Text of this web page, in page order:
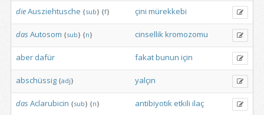
dieAusziehtusche {sub} {f} çini mürekkebi
dasAutosom {sub} {n} cinsellikkromozomu
aber dafür fakatbunun için
abschüssig {adj} yalçın
dasAclarubicin {sub} {n} antibiyotik etkili ilaç